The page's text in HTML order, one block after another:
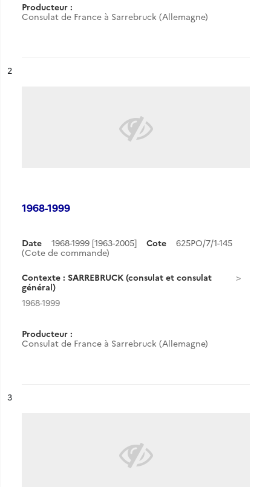
Producteur :
Consulat de France à Sarrebruck (Allemagne)
n°
2
1968-1999
Date 1968-1999 [1963-2005] Cote
625PO/7/1-145
(Cote de commande)
Contexte : SARREBRUCK (consulat et consulat
général)
1968-1999
Producteur :
Consulat de France à Sarrebruck (Allemagne)
n°
3